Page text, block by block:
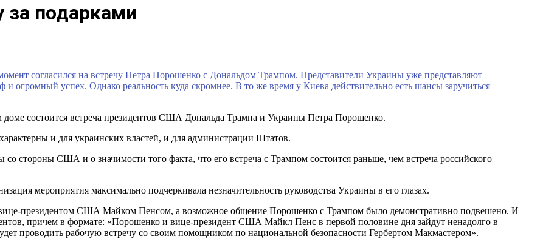
за подарками
согласился на встречу Петра Порошенко с Дональдом Трампом. Представители Украины уже представляют
огромный успех. Однако реальность куда скромнее. В то же время у Киева действительно есть шансы заручиться
состоится встреча президентов США Дональда Трампа и Украины Петра Порошенко.
и для украинских властей, и для администрации Штатов.
стороны США и о значимости того факта, что его встреча с Трампом состоится раньше, чем встреча российского
мероприятия максимально подчеркивала незначительность руководства Украины в его глазах.
вице-президентом США Майком Пенсом, а возможное общение Порошенко с Трампом было демонстративно подвешено. И
причем в формате: «Порошенко и вице-президент США Майкл Пенс в первой половине дня зайдут ненадолго в
проводить рабочую встречу со своим помощником по национальной безопасности Гербертом Макмастером».